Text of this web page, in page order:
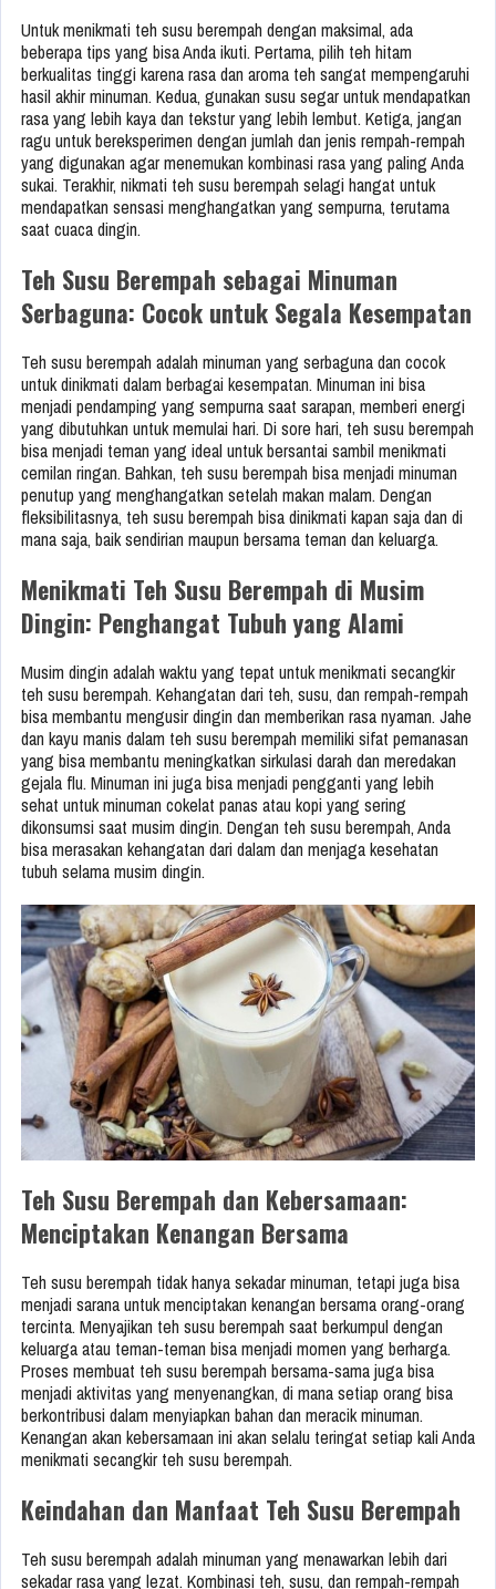
Untuk menikmati teh susu berempah dengan maksimal, ada
beberapa tips yang bisa Anda ikuti. Pertama, pilih teh hitam
berkualitas tinggi karena rasa dan aroma teh sangat mempengaruhi
hasil akhir minuman. Kedua, gunakan susu segar untuk mendapatkan
rasa yang lebih kaya dan tekstur yang lebih lembut. Ketiga, jangan
ragu untuk bereksperimen dengan jumlah dan jenis rempah-rempah
yang digunakan agar menemukan kombinasi rasa yang paling Anda
sukai. Terakhir, nikmati teh susu berempah selagi hangat untuk
mendapatkan sensasi menghangatkan yang sempurna, terutama
saat cuaca dingin.
Teh Susu Berempah sebagai Minuman
Serbaguna: Cocok untuk Segala Kesempatan
Teh susu berempah adalah minuman yang serbaguna dan cocok
untuk dinikmati dalam berbagai kesempatan. Minuman ini bisa
menjadi pendamping yang sempurna saat sarapan, memberi energi
yang dibutuhkan untuk memulai hari. Di sore hari, teh susu berempah
bisa menjadi teman yang ideal untuk bersantai sambil menikmati
cemilan ringan. Bahkan, teh susu berempah bisa menjadi minuman
penutup yang menghangatkan setelah makan malam. Dengan
fleksibilitasnya, teh susu berempah bisa dinikmati kapan saja dan di
mana saja, baik sendirian maupun bersama teman dan keluarga.
Menikmati Teh Susu Berempah di Musim
Dingin: Penghangat Tubuh yang Alami
Musim dingin adalah waktu yang tepat untuk menikmati secangkir
teh susu berempah. Kehangatan dari teh, susu, dan rempah-rempah
bisa membantu mengusir dingin dan memberikan rasa nyaman. Jahe
dan kayu manis dalam teh susu berempah memiliki sifat pemanasan
yang bisa membantu meningkatkan sirkulasi darah dan meredakan
gejala flu. Minuman ini juga bisa menjadi pengganti yang lebih
sehat untuk minuman cokelat panas atau kopi yang sering
dikonsumsi saat musim dingin. Dengan teh susu berempah, Anda
bisa merasakan kehangatan dari dalam dan menjaga kesehatan
tubuh selama musim dingin.
Teh Susu Berempah dan Kebersamaan:
Menciptakan Kenangan Bersama
Teh susu berempah tidak hanya sekadar minuman, tetapi juga bisa
menjadi sarana untuk menciptakan kenangan bersama orang-orang
tercinta. Menyajikan teh susu berempah saat berkumpul dengan
keluarga atau teman-teman bisa menjadi momen yang berharga.
Proses membuat teh susu berempah bersama-sama juga bisa
menjadi aktivitas yang menyenangkan, di mana setiap orang bisa
berkontribusi dalam menyiapkan bahan dan meracik minuman.
Kenangan akan kebersamaan ini akan selalu teringat setiap kali Anda
menikmati secangkir teh susu berempah.
Keindahan dan Manfaat Teh Susu Berempah
Teh susu berempah adalah minuman yang menawarkan lebih dari
sekadar rasa yang lezat. Kombinasi teh, susu, dan rempah-rempah